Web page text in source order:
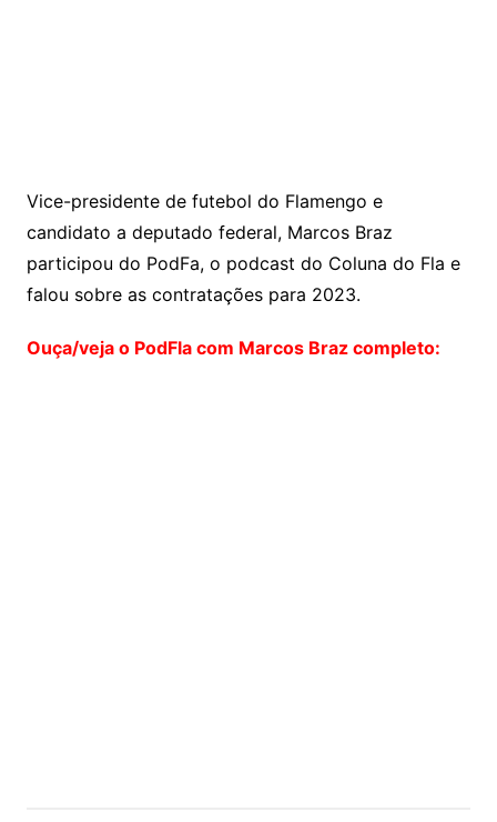
Vice-presidente de futebol do Flamengo e
candidato a deputado federal, Marcos Braz
participou do PodFa, o podcast do Coluna do Fla e
falou sobre as contratações para 2023.
Ouça/veja o PodFla com Marcos Braz completo: